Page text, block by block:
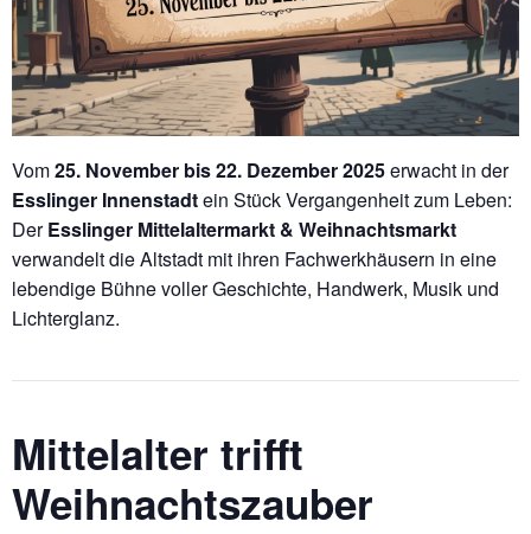
Vom25. November bis 22. Dezember 2025erwacht in der
Esslinger Innenstadtein Stück Vergangenheit zum Leben:
DerEsslinger Mittelaltermarkt & Weihnachtsmarkt
verwandelt die Altstadt mit ihren Fachwerkhäusern in eine
lebendige Bühne voller Geschichte, Handwerk, Musik und
Lichterglanz.
Mittelalter trifft
Weihnachtszauber